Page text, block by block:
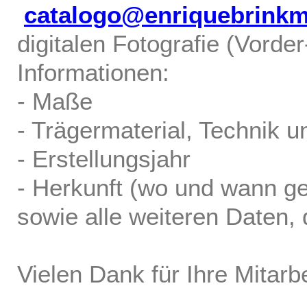
digitalen Fotografie
Informationen:
- Maße
- Trägermaterial, Technik
- Erstellungsjahr
- Herkunft (wo und wann
sowie alle weiteren
Vielen Dank für Ihre